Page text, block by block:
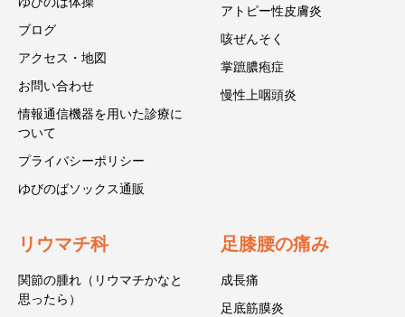
ブログ
アクセス・地図
お問い合わせ
情報通信機器を用いた診療に
ついて
プライバシーポリシー
ゆびのばソックス通販
アトピー性皮膚炎
咳ぜんそく
掌蹠膿疱症
慢性上咽頭炎
リウマチ科
関節の腫れ（リウマチかなと
思ったら）
足膝腰の痛み
成長痛
足底筋膜炎